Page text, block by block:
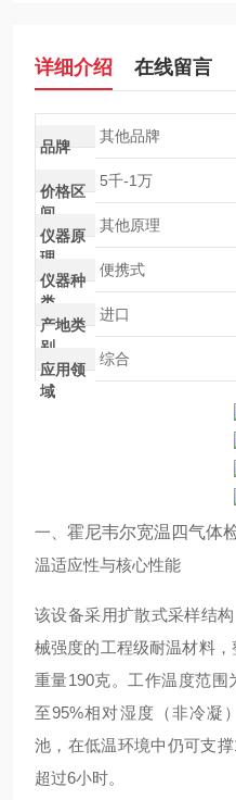
详细介绍 在线留言
品牌
其他品牌
价格区
间
5千-1万
仪器原
理
其他原理
仪器种
类
便携式
产地类
别
进口
应用领
域
综合
一、 霍尼韦尔宽温四气体
温适应性与核心性能
该设备采用扩散式采样结
械强度的工程级耐温材料，
重量190克。工作温度范
至95%相对湿度（非冷凝
池，在低温环境中仍可支
超过6小时。